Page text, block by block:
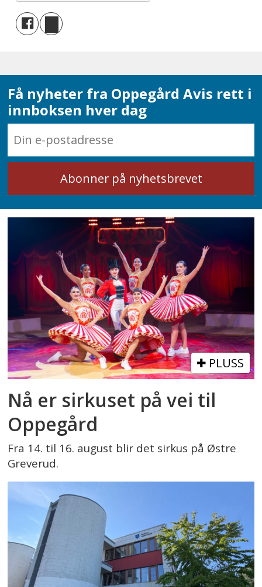
Få nyheter fra Oppegård Avis rett i
innboksen hver dag
PLUSS
Nå er sirkuset på vei til
Oppegård
Fra 14. til 16. august blir det sirkus på Østre
Greverud.